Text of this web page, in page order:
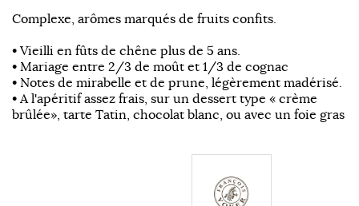
Complexe, arômes marqués de fruits confits.
• Vieilli en fûts de chêne plus de 5 ans.
• Mariage entre 2/3 de moût et 1/3 de cognac
• Notes de mirabelle et de prune, légèrement madérisé.
• A l'apéritif assez frais, sur un dessert type « crème
brûlée», tarte Tatin, chocolat blanc, ou avec un foie gras